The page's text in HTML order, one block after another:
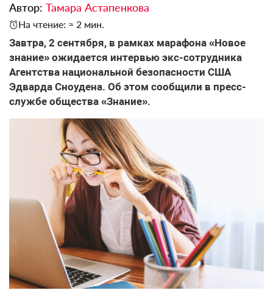
Автор: Тамара Астапенкова
На чтение: ≈ 2 мин.
Завтра, 2 сентября, в рамках марафона «Новое
знание» ожидается интервью экс-сотрудника
Агентства национальной безопасности США
Эдварда Сноудена. Об этом сообщили в пресс-
службе общества «Знание».